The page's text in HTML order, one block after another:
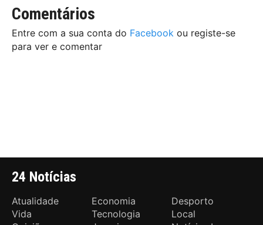
Comentários
Entre com a sua conta do Facebook ou registe-se
para ver e comentar
24 Notícias
Atualidade Economia
Desporto
Vida
Tecnologia
Local